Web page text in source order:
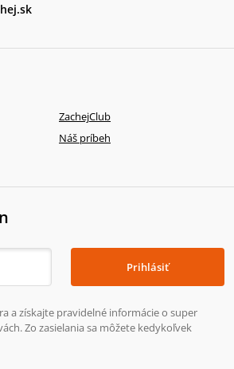
ZachejClub
Náš príbeh
Prihlásiť
a získajte pravidelné informácie o super
Zo zasielania sa môžete kedykoľvek